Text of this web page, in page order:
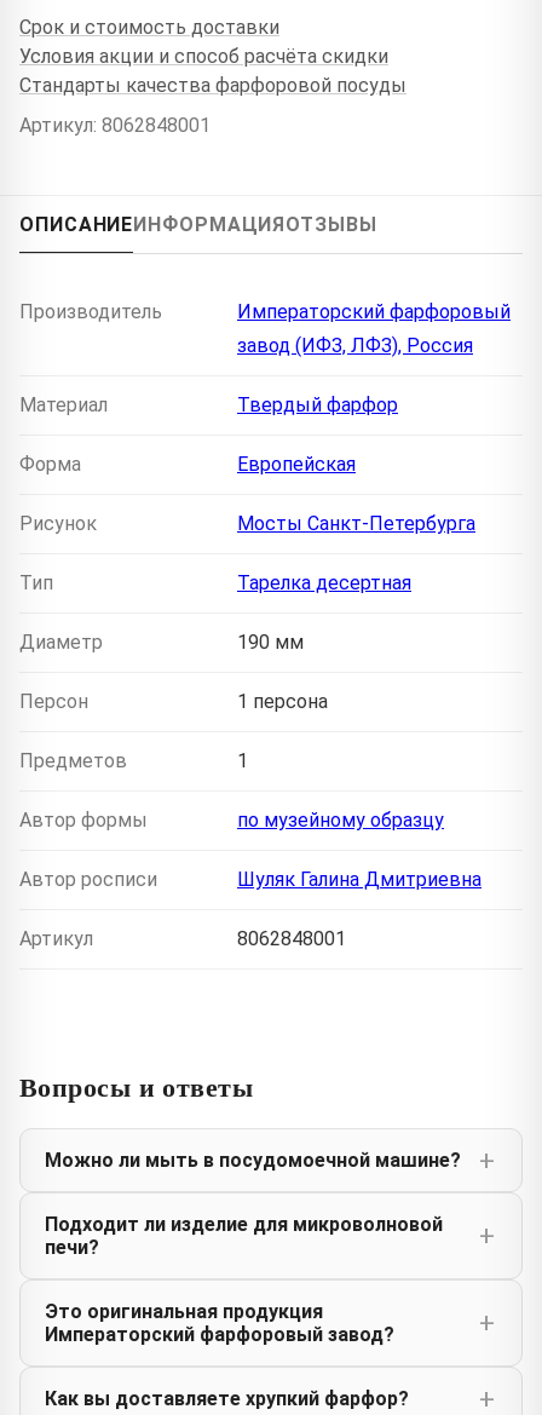
Срок и стоимость доставки
Условия акции и способ расчёта скидки
Стандарты качества фарфоровой посуды
Артикул: 8062848001
ОПИСАНИЕ ИНФОРМАЦИЯ ОТЗЫВЫ
Производитель
Императорский фарфоровый
завод (ИФЗ, ЛФЗ), Россия
Материал Твердый фарфор
Форма Европейская
Рисунок Мосты Санкт-Петербурга
Тип Тарелка десертная
Диаметр 190 мм
Персон 1 персона
Предметов 1
Автор формы по музейному образцу
Автор росписи Шуляк Галина Дмитриевна
Артикул 8062848001
Вопросы и ответы
Можно ли мыть в посудомоечной машине?
Подходит ли изделие для микроволновой
печи?
Это оригинальная продукция
Императорский фарфоровый завод?
Как вы доставляете хрупкий фарфор?